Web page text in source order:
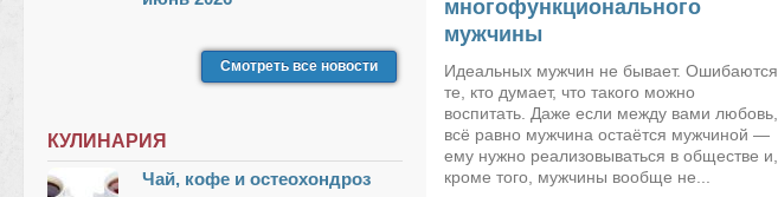
многофункционального
мужчины
Идеальных мужчин не бывает. Ошибаются
те, кто думает, что такого можно
воспитать. Даже если между вами любовь,
всё равно мужчина остаётся мужчиной —
ему нужно реализовываться в обществе и,
кроме того, мужчины вообще не...
Смотреть все новости
КУЛИНАРИЯ
Чай, кофе и остеохондроз